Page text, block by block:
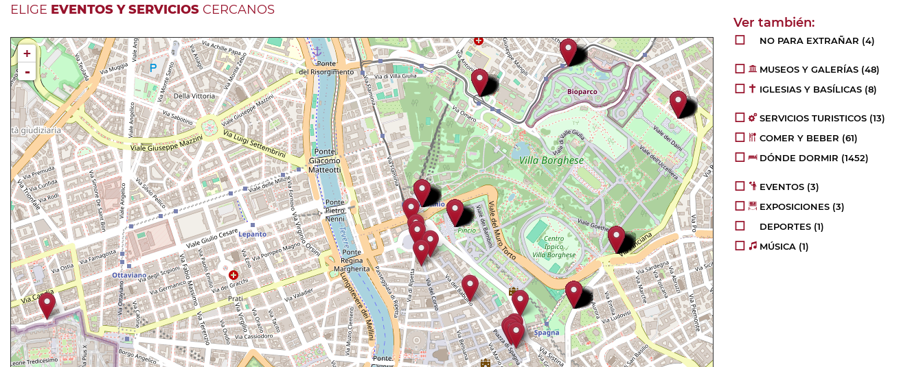
ELIGE EVENTOS Y SERVICIOS CERCANOS
+
-
NO PARA EXTRAÑAR (4)
MUSEOS Y GALERÍAS (48)
IGLESIAS Y BASÍLICAS (8)
SERVICIOS TURISTICOS (13)
COMER Y BEBER (61)
DÓNDE DORMIR (1452)
EVENTOS (3)
EXPOSICIONES (3)
DEPORTES (1)
MÚSICA (1)